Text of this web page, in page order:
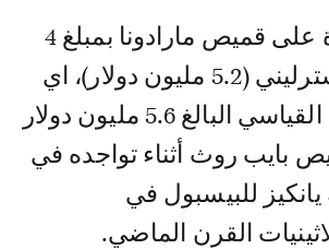
ستبدأ المزايدة على قميص مارادونا بمبلغ 4
ملايين جنيه إسترليني (5.2 مليون دولار)، اي
أقل من الرقم القياسي البالغ 5.6 مليون دولار
لقميص بايب روث أثناء تواجده في
للبيسبول في
القرن الماضي.